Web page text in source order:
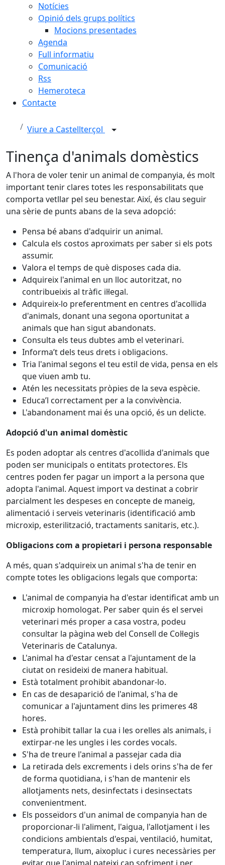
Notícies
Opinió dels grups polítics
Mocions presentades
Agenda
Full informatiu
Comunicació
Rss
Hemeroteca
Contacte
Viure a Castellterçol
Tinença d'animals domèstics
A l'hora de voler tenir un animal de companyia, és molt
important tenir clares totes les responsabilitats que
comporta vetllar pel seu benestar. Així, és clau seguir
una sèrie de punts abans de la seva adopció:
Pensa bé abans d'adquirir un animal.
Calcula els costos aproximats per saber si els pots
assumir.
Valora el temps de què disposes cada dia.
Adquireix l'animal en un lloc autoritzat, no
contribueixis al tràfic il·legal.
Adquireix-lo preferentment en centres d'acollida
d'animals, donant una segona oportunitat a
animals que han sigut abandonats.
Consulta els teus dubtes amb el veterinari.
Informa’t dels teus drets i obligacions.
Tria l'animal segons el teu estil de vida, pensa en els
que viuen amb tu.
Atén les necessitats pròpies de la seva espècie.
Educa’l correctament per a la convivència.
L'abandonament mai és una opció, és un delicte.
Adopció d'un animal domèstic
Es poden adoptar als centres d'acollida d'animals que
poden ser municipals o entitats protectores. Els
centres poden fer pagar un import a la persona que
adopta l'animal. Aquest import va destinat a cobrir
parcialment les despeses en concepte de maneig,
alimentació i serveis veterinaris (identificació amb
microxip, esterilització, tractaments sanitaris, etc.).
Obligacions com a propietari​ i persona responsable
A més, quan s'adquireix un animal s'ha de tenir en
compte totes les obligacions legals que comporta:
L'animal de companyia ha d'estar identificat amb un
microxip homologat. Per saber quin és el servei
veterinari més proper a casa vostra, podeu
consultar la pàgina web del Consell de Col·legis
Veterinaris de Catalunya.
L'animal ha d'estar censat a l'ajuntament de la
ciutat on resideixi de manera habitual.
Està totalment prohibit abandonar-lo.
En cas de desaparició de l'animal, s'ha de
comunicar a l'ajuntament dins les primeres 48
hores.
Està prohibit tallar la cua i les orelles als animals, i
extirpar-ne les ungles i les cordes vocals.
S'ha de treure l'animal a passejar cada dia
La retirada dels excrements i dels orins s'ha de fer
de forma quotidiana, i s'han de mantenir els
allotjaments nets, desinfectats i desinsectats
convenientment.
Els posseïdors d'un animal de companyia han de
proporcionar-li l'aliment, l'aigua, l'allotjament i les
condicions ambientals d'espai, ventilació, humitat,
temperatura, llum, aixopluc i cures necessàries per